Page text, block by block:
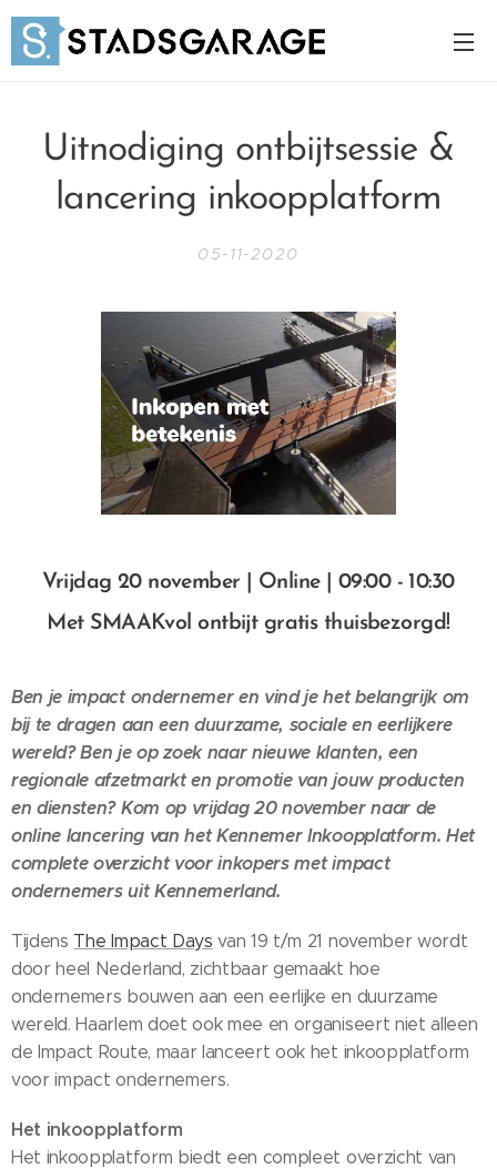
Uitnodiging ontbijtsessie &
lancering inkoopplatform
05-11-2020
Vrijdag 20 november | Online | 09:00 - 10:30
Met SMAAKvol ontbijt gratis thuisbezorgd!
Ben je impact ondernemer en vind je het belangrijk om
bij te dragen aan een duurzame, sociale en eerlijkere
wereld? Ben je op zoek naar nieuwe klanten, een
regionale afzetmarkt en promotie van jouw producten
en diensten? Kom op vrijdag 20 november naar de
online lancering van het Kennemer Inkoopplatform. Het
complete overzicht voor inkopers met impact
ondernemers uit Kennemerland.
Tijdens The Impact Days van 19 t/m 21 november wordt
door heel Nederland, zichtbaar gemaakt hoe
ondernemers bouwen aan een eerlijke en duurzame
wereld. Haarlem doet ook mee en organiseert niet alleen
de Impact Route, maar lanceert ook het inkoopplatform
voor impact ondernemers.
Het inkoopplatform
Het inkoopplatform biedt een compleet overzicht van